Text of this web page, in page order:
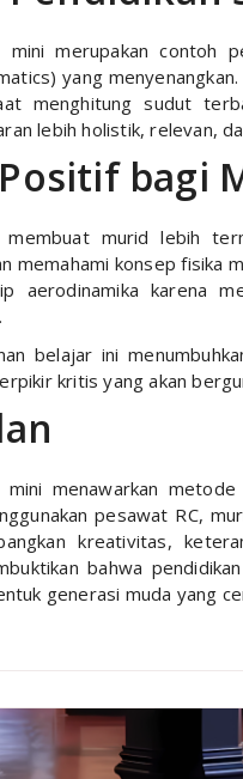
mini merupakan contoh
yang
menghitung sudut
lebih holistik, relevan,
bagi
murid lebih
memahami konsep fisika
aerodinamika karena
belajar ini
kritis yang akan
mini menawarkan
pesawat RC,
kreativitas,
bahwa
generasi muda yang